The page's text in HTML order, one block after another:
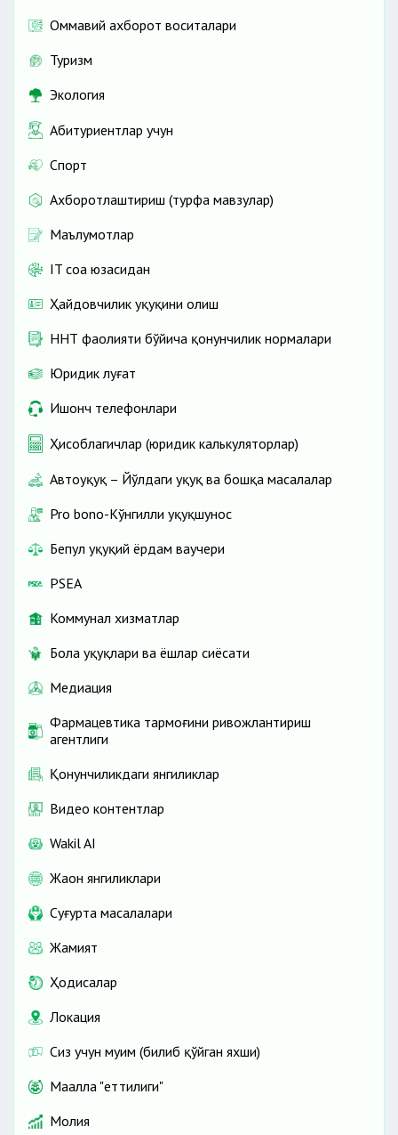
Оммавий ахборот воситалари
Туризм
Экология
Абитуриентлар учун
Спорт
Ахборотлаштириш (турфа мавзулар)
Маълумотлар
IT соҳа юзасидан
Ҳайдовчилик ҳуқуқини олиш
ННТ фаолияти бўйича қонунчилик нормалари
Юридик луғат
Ишонч телефонлари
Ҳисоблагичлар (юридик калькуляторлар)
Автоҳуқуқ – Йўлдаги ҳуқуқ ва бошқа масалалар
Pro bono-Кўнгилли ҳуқуқшунос
Бепул ҳуқуқий ёрдам ваучери
PSEA
Коммунал хизматлар
Бола ҳуқуқлари ва ёшлар сиёсати
Медиация
Фармацевтика тармоғини ривожлантириш
агентлиги
Қонунчиликдаги янгиликлар
Видео контентлар
Wakil AI
Жаҳон янгиликлари
Cуғурта масалалари
Жамият
Ҳодисалар
Локация
Сиз учун муҳим (билиб қўйган яхши)
Маҳалла "еттилиги"
Молия